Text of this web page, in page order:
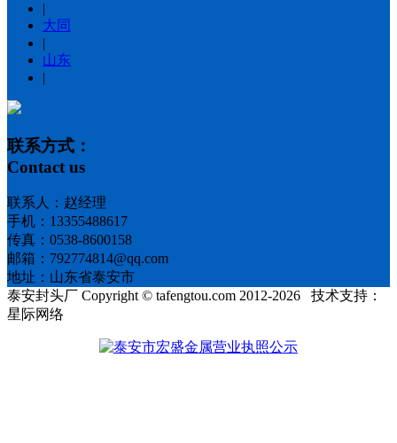
|
大同
|
山东
|
联系方式：
Contact us
联系人：赵经理
手机：13355488617
传真：0538-8600158
邮箱：792774814@qq.com
地址：山东省泰安市
泰安封头厂 Copyright © tafengtou.com 2012-2026 技术支持：
星际网络